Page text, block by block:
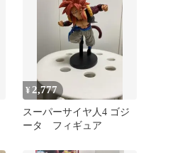
¥ 2,777
スーパーサイヤ人4 ゴジ
ータ フィギュア